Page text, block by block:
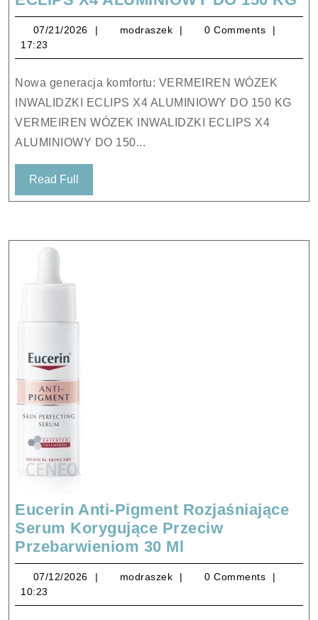
07/21/2026 07/21/2026
modraszek modraszek
0 Comments
17:23
Nowa generacja komfortu: VERMEIREN WÓZEK
INWALIDZKI ECLIPS X4 ALUMINIOWY DO 150 KG
VERMEIREN WÓZEK INWALIDZKI ECLIPS X4
ALUMINIOWY DO 150...
Read Full
Full
Eucerin Anti-Pigment Rozjaśniające
Serum Korygujące Przeciw
Przebarwieniom 30 Ml
Anti-
Pigment
Rozjaśniające
07/12/2026 07/12/2026
modraszek modraszek
0 Comments
10:23